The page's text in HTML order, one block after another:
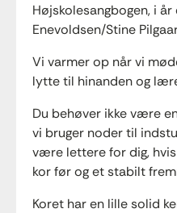
Højskolesangbogen, i
Enevoldsen/Stine
Vi varmer op når vi
lytte til hinanden og
Du behøver ikke være
vi bruger noder til
være lettere for dig,
kor før og et stabilt
Koret har en lille solid